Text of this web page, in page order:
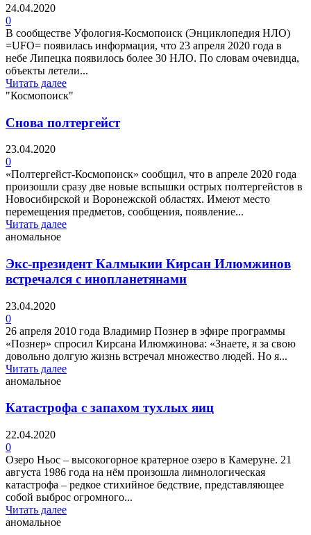
24.04.2020
0
В сообществе Уфология-Космопоиск (Энциклопедия НЛО)
=UFO= появилась информация, что 23 апреля 2020 года в
небе Липецка появилось более 30 НЛО. По словам очевидца,
объекты летели...
Читать далее
"Космопоиск"
Снова полтергейст
23.04.2020
0
«Полтергейст-Космопоиск» сообщил, что в апреле 2020 года
произошли сразу две новые вспышки острых полтергейстов в
Новосибирской и Воронежской областях. Имеют место
перемещения предметов, сообщения, появление...
Читать далее
аномальное
Экс-президент Калмыкии Кирсан Илюмжинов
встречался с инопланетянами
23.04.2020
0
26 апреля 2010 года Владимир Познер в эфире программы
«Познер» спросил Кирсана Илюмжинова: «Знаете, я за свою
довольно долгую жизнь встречал множество людей. Но я...
Читать далее
аномальное
Катастрофа с запахом тухлых яиц
22.04.2020
0
Озеро Ньос – высокогорное кратерное озеро в Камеруне. 21
августа 1986 года на нём произошла лимнологическая
катастрофа – редкое стихийное бедствие, представляющее
собой выброс огромного...
Читать далее
аномальное